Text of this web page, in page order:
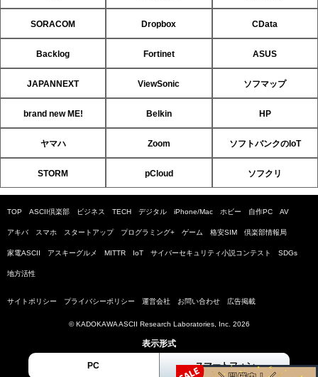
SORACOM Dropbox CData
Backlog Fortinet ASUS
JAPANNEXT ViewSonic ソフマップ
brand new ME! Belkin HP
ヤマハ Zoom ソフトバンクのIoT
STORM pCloud ソフクリ
TOP ASCII倶楽部 ビジネス TECH デジタル iPhone/Mac ホビー 自作PC AV
アキバ スマホ スタートアップ プログラミング+ ゲーム 格安SIM 倶楽部情報局
家電ASCII アスキーグルメ MITTR IoT サイバーセキュリティ小説コンテスト SDGs
地方活性
サイトポリシー プライバシーポリシー 運営会社 お問い合わせ 広告掲載
© KADOKAWA ASCII Research Laboratories, Inc. 2026
表示形式
PC スマートフォン